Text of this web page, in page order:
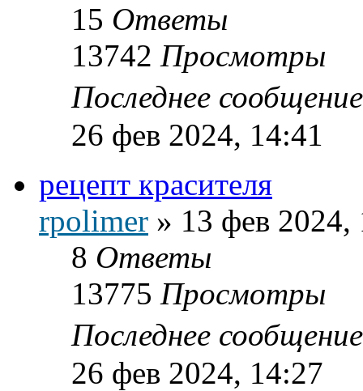
15 Ответы
13742 Просмотры
Последнее
26 фев 2024, 14:41
рецепт красителя
rpolimer » 13 фев 2024,
8 Ответы
13775 Просмотры
Последнее
26 фев 2024, 14:27